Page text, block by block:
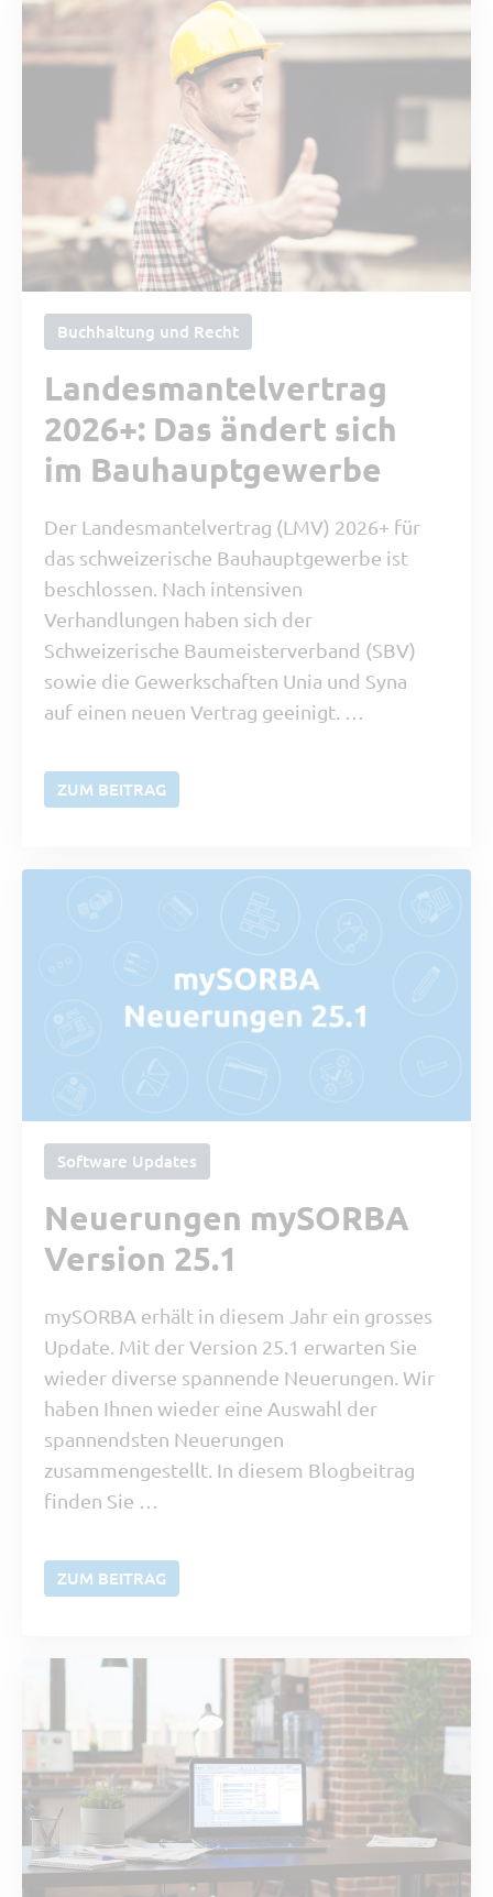
Buchhaltung und Recht
Landesmantelvertrag
2026+: Das ändert sich
im Bauhauptgewerbe
Der Landesmantelvertrag (LMV) 2026+ für
das schweizerische Bauhauptgewerbe ist
beschlossen. Nach intensiven
Verhandlungen haben sich der
Schweizerische Baumeisterverband (SBV)
sowie die Gewerkschaften Unia und Syna
auf einen neuen Vertrag geeinigt. …
ZUM BEITRAG
Software Updates
Neuerungen mySORBA
Version 25.1
mySORBA erhält in diesem Jahr ein grosses
Update. Mit der Version 25.1 erwarten Sie
wieder diverse spannende Neuerungen. Wir
haben Ihnen wieder eine Auswahl der
spannendsten Neuerungen
zusammengestellt. In diesem Blogbeitrag
finden Sie …
ZUM BEITRAG